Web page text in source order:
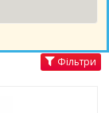
Фільтри